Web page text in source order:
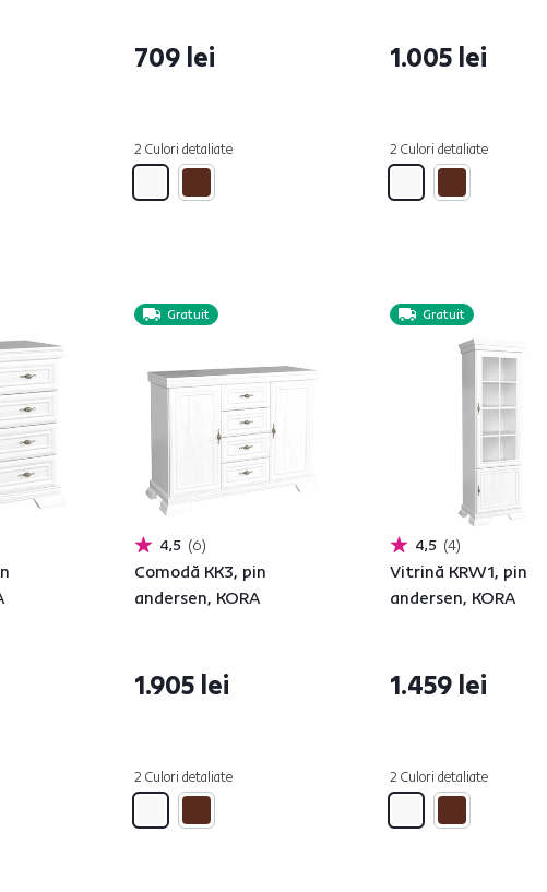
709 lei
2 Culori detaliate
1.005 lei
2 Culori detaliate
Gratuit
4,5 6
Comodă KK3, pin
andersen, KORA
1.905 lei
2 Culori detaliate
Gratuit
4,5 4
Vitrină KRW1, pin
andersen, KORA
1.459 lei
2 Culori detaliate